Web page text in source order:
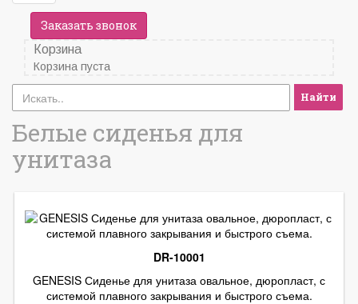
Заказать звонок
Корзина
Корзина пуста
Найти
Белые сиденья для
унитаза
DR-10001
GENESIS Сиденье для унитаза овальное, дюропласт, с
системой плавного закрывания и быстрого съема.